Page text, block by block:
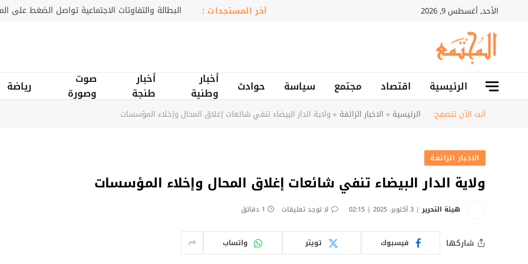
الأحد, أغسطس 9, 2026 آخر المستجدات : الذكاء الاصطناعي يغيّر معايير التوظيف
الرئيسية اقتصاد مجتمع سياسة حوادث
أخبار
وطنية
أخبار
طنجة
صوت
وصورة
رياضة
أنت الآن تتصفح: الرئيسية » الاخبار الزائفة » ولاية الدار البيضاء تنفي شائعات إغلاق المحال وإخلاء المؤسسات
الاخبار الزائفة
ولاية الدار البيضاء تنفي شائعات إغلاق المحال وإخلاء المؤسسات
هيئة التحرير 3 أكتوبر، 2025 | 02:15 لا توجد تعليقات 1 دقائق
شاركها فيسبوك تويتر واتساب